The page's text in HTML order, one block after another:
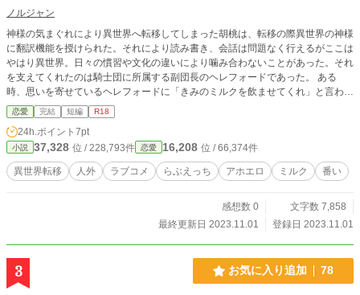
ノルジャン
神様の気まぐれにより異世界へ転移してしまった胡桃は、転移の際異世界の神様
に翻訳機能を授けられた。それにより読み書き、会話は問題なく行えるがここは
やはり異世界。日々の慣習や文化の違いにより噛み合わないことがあった。それ
を支えてくれたのは騎士団に所属する副団長のヘレフォードであった。 ある
時、思いを寄せているヘレフォードに「きみのミルクを飲ませてくれ」と言わ
恋愛 完結 短編 R18
24h.ポイント 7pt
小説 37,328 位 / 228,793件 恋愛 16,208 位 / 66,374件
異世界転移 人外 ラブコメ らぶえっち アホエロ ミルク 番い
感想数 0
文字数 7,858
最終更新日 2023.11.01
登録日 2023.11.01
3 お気に入り追加 78